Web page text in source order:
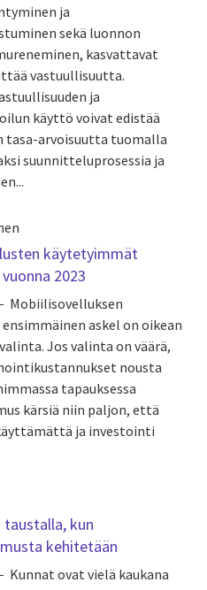
ja
sekä luonnon
kasvattavat
vastuullisuutta.
ja
käyttö voivat edistää
tasa-arvoisuutta tuomalla
suunnitteluprosessia ja
käytetyimmät
2023
Mobiilisovelluksen
askel on oikean
Jos valinta on väärä,
nousta
tapauksessa
kärsiä niin paljon, että
ja investointi
kun
kehitetään
Kunnat ovat vielä kaukana